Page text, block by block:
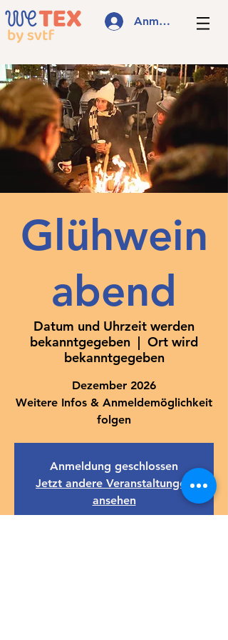
Anmelden
Glühwein
abend
Datum und Uhrzeit werden
bekanntgegeben
  |
Ort wird
bekanntgegeben
Dezember 2026
Weitere Infos & Anmeldemöglichkeit
folgen
Anmeldung geschlossen
Jetzt andere Veranstaltungen
ansehen